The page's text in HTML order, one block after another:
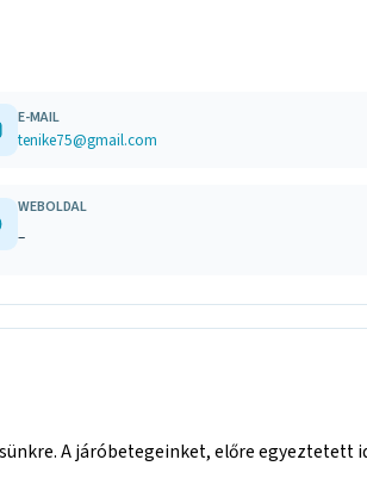
E-MAIL
tenike75@gmail.com
WEBOLDAL
–
A járóbetegeinket, előre egyeztetett